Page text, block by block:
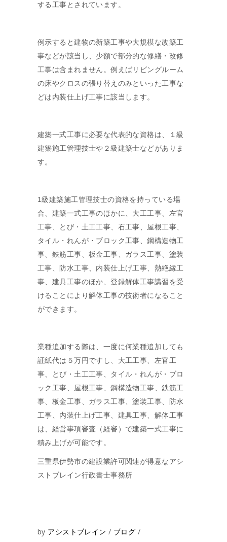
する工事とされています。
例示すると建物の新築工事や大規模な改築工
事などが該当し、少額で部分的な修繕・改修
工事は含まれません。例えばリビングルーム
の床やクロスの張り替えのみといった工事な
どは内装仕上げ工事に該当します。
建築一式工事に必要な代表的な資格は、１級
建築施工管理技士や２級建築士などがありま
す。
1級建築施工管理技士の資格を持っている場
合、建築一式工事のほかに、大工工事、左官
工事、とび・土工工事、石工事、屋根工事、
タイル・れんが・ブロック工事、鋼構造物工
事、鉄筋工事、板金工事、ガラス工事、塗装
工事、防水工事、内装仕上げ工事、熱絶縁工
事、建具工事のほか、登録解体工事講習を受
けることにより解体工事の技術者になること
ができます。
業種追加する際は、一度に何業種追加しても
証紙代は５万円ですし、大工工事、左官工
事、とび・土工工事、タイル・れんが・ブロ
ック工事、屋根工事、鋼構造物工事、鉄筋工
事、板金工事、ガラス工事、塗装工事、防水
工事、内装仕上げ工事、建具工事、解体工事
は、経営事項審査（経審）で建築一式工事に
積み上げが可能です。
三重県伊勢市の建設業許可関連が得意なアシ
ストブレイン行政書士事務所
by アシストブレイン ブログ